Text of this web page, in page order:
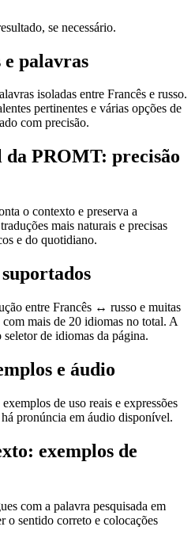
se necessário.
e palavras
isoladas entre Francês e russo.
pertinentes e várias opções de
com precisão.
PROMT: precisão
o contexto e preserva a
mais naturais e precisas
e do quotidiano.
entre Francês ↔ russo e muitas
mais de 20 idiomas no total. A
de idiomas da página.
e áudio
de uso reais e expressões
pronúncia em áudio disponível.
exemplos de
com a palavra pesquisada em
o sentido correto e colocações